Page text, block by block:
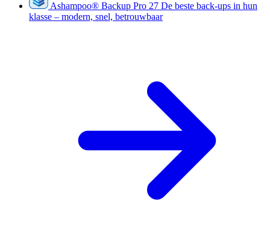
Ashampoo® Backup Pro 27 De beste back-ups in hun
klasse – modern, snel, betrouwbaar